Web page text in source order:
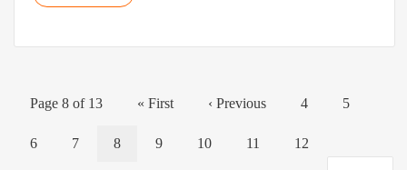
Page 8 of 13 « First ‹ Previous 4 5
6 7 8 9 10 11 12